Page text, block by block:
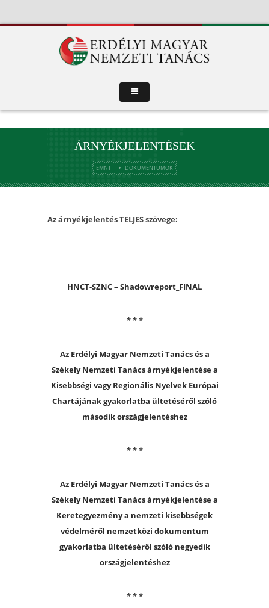
ÁRNYÉKJELENTÉSEK
EMNT DOKUMENTUMOK
Az árnyékjelentés TELJES szövege:
HNCT-SZNC – Shadowreport_FINAL
* * *
Az Erdélyi Magyar Nemzeti Tanács és a
Székely Nemzeti Tanács árnyékjelentése a
Kisebbségi vagy Regionális Nyelvek Európai
Chartájának gyakorlatba ültetéséről szóló
második országjelentéshez
* * *
Az Erdélyi Magyar Nemzeti Tanács és a
Székely Nemzeti Tanács árnyékjelentése a
Keretegyezmény a nemzeti kisebbségek
védelméről nemzetközi dokumentum
gyakorlatba ültetéséről szóló negyedik
országjelentéshez
* * *